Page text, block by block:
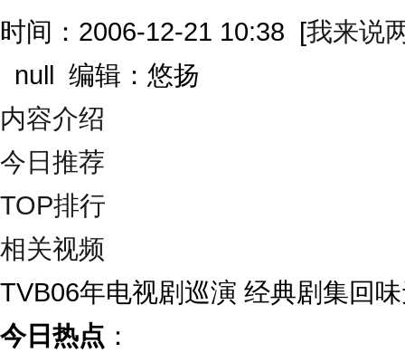
时间：2006-12-21 10:38 [我来说
null 编辑：悠扬
内容介绍
今日推荐
TOP排行
相关视频
TVB06年电视剧巡演 经典剧集回
今日热点 ：